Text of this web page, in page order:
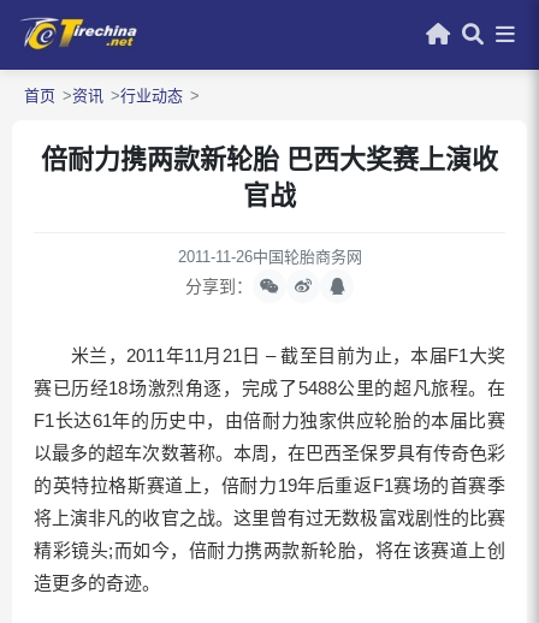
首页 资讯 行业动态
倍耐力携两款新轮胎 巴西大奖赛上演收
官战
2011-11-26中国轮胎商务网
分享到：
米兰，2011年11月21日 – 截至目前为止，本届F1大奖
赛已历经18场激烈角逐，完成了5488公里的超凡旅程。在
F1长达61年的历史中，由倍耐力独家供应轮胎的本届比赛
以最多的超车次数著称。本周，在巴西圣保罗具有传奇色彩
的英特拉格斯赛道上，倍耐力19年后重返F1赛场的首赛季
将上演非凡的收官之战。这里曾有过无数极富戏剧性的比赛
精彩镜头;而如今，倍耐力携两款新轮胎，将在该赛道上创
造更多的奇迹。